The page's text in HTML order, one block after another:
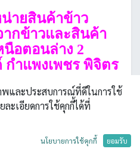
ายสินค้าข้าว
กข้าวและสินค้า
นือตอนล่าง 2
กำแพงเพชร พิจิตร
ยวงาน การแสดงและจำหน่าย
พงเพชร พิจิตร และอุทัยธานี
และประสบการณ์ที่ดีในการใช้
ะเอียดการใช้คุกกี้ได้ที่
นโยบายการใช้คุกกี้ ยอมรับ